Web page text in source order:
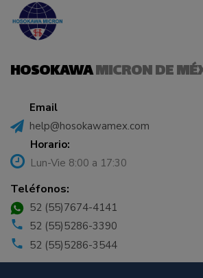
HOSOKAWAMICRON DE
Email
help@hosokawamex.com
Horario:
Lun-Vie 8:00 a 17:30
Teléfonos:
52 (55)7674-4141
52 (55)5286-3390
52 (55)5286-3544